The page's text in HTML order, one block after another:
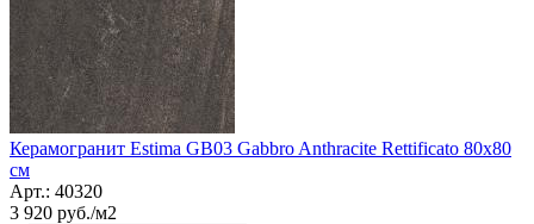
Керамогранит Estima GB03 Gabbro Anthracite Rettificato 80x80
см
Арт.: 40320
3 920 руб./м2